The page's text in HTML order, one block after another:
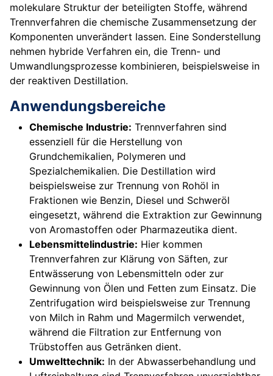
molekulare Struktur der beteiligten Stoffe, während
Trennverfahren die chemische Zusammensetzung der
Komponenten unverändert lassen. Eine Sonderstellung
nehmen hybride Verfahren ein, die Trenn- und
Umwandlungsprozesse kombinieren, beispielsweise in
der reaktiven Destillation.
Anwendungsbereiche
Chemische Industrie: Trennverfahren sind
essenziell für die Herstellung von
Grundchemikalien, Polymeren und
Spezialchemikalien. Die Destillation wird
beispielsweise zur Trennung von Rohöl in
Fraktionen wie Benzin, Diesel und Schweröl
eingesetzt, während die Extraktion zur Gewinnung
von Aromastoffen oder Pharmazeutika dient.
Lebensmittelindustrie: Hier kommen
Trennverfahren zur Klärung von Säften, zur
Entwässerung von Lebensmitteln oder zur
Gewinnung von Ölen und Fetten zum Einsatz. Die
Zentrifugation wird beispielsweise zur Trennung
von Milch in Rahm und Magermilch verwendet,
während die Filtration zur Entfernung von
Trübstoffen aus Getränken dient.
Umwelttechnik: In der Abwasserbehandlung und